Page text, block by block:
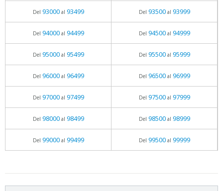
Del 93000al 93499 Del 93500al 93999
Del 94000al 94499 Del 94500al 94999
Del 95000al 95499 Del 95500al 95999
Del 96000al 96499 Del 96500al 96999
Del 97000al 97499 Del 97500al 97999
Del 98000al 98499 Del 98500al 98999
Del 99000al 99499 Del 99500al 99999